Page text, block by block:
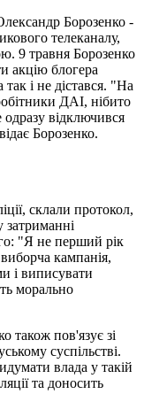
Борозенко -
телеканалу,
9 травня Борозенко
акцію блогера
і не дістався. "На
ДАІ, нібито
відключився
Борозенко.
склали протокол,
затриманні
"Я не перший рік
кампанія,
і виписувати
морально
також пов'язує зі
суспільстві.
влада у такій
та доносить